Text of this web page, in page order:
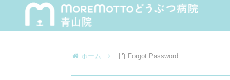
ホーム Forgot Password